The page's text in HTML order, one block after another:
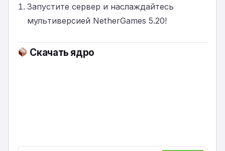
Запустите сервер и наслаждайтесь
мультиверсией NetherGames 5.20!
Скачать ядро